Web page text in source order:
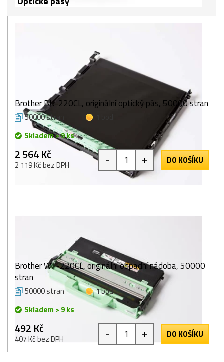
Brother BU-220CL, originální optický pás, 50000 stran
50000 stran
Skladem > 9 ks
2 564 Kč
2 119 Kč bez DPH - + DO KOŠÍKU
Brother WT-220CL, originální odpadní nádoba, 50000
stran
50000 stran
1 bod
Skladem > 9 ks
492 Kč
407 Kč bez DPH - + DO KOŠÍKU